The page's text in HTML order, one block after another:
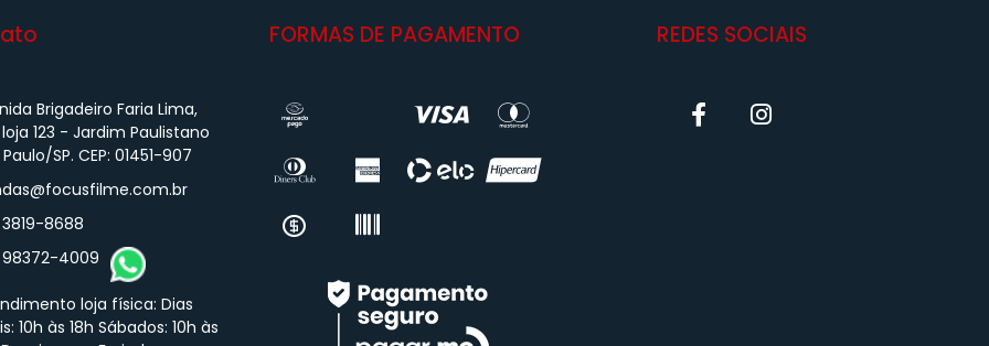
Brigadeiro Faria Lima,
loja 123 - Jardim Paulistano
SP. CEP: 01451-907
3819-8688
98372-4009
loja física: Dias
10h às 18h Sábados: 10h às
FORMAS DE PAGAMENTO REDES SOCIAIS